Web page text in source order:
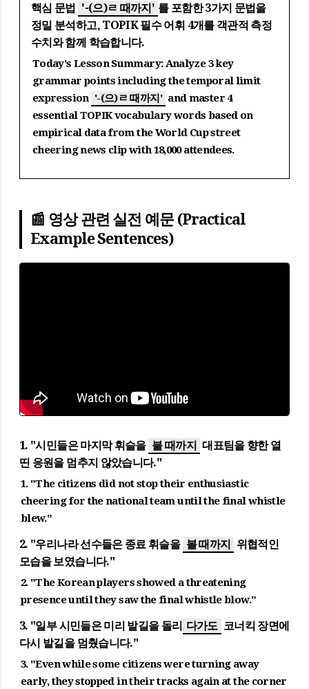
핵심 문법 '-(으)ㄹ 때까지' 를 포함한 3가지 문법을
정밀 분석하고, TOPIK 필수 어휘 4개를 객관적 측정
수치와 함께 학습합니다.
Today's Lesson Summary: Analyze 3 key
grammar points including the temporal limit
expression '-(으)ㄹ 때까지' and master 4
essential TOPIK vocabulary words based on
empirical data from the World Cup street
cheering news clip with 18,000 attendees.
📰 영상 관련 실전 예문 (Practical
Example Sentences)
1. "시민들은 마지막 휘슬을 불 때까지
대표팀을 향한 열
띤 응원을 멈추지 않았습니다."
1. "The citizens did not stop their enthusiastic
cheering for the national team until the final whistle
blew."
2. "우리나라 선수들은 종료 휘슬을 볼 때까지
위협적인
모습을 보였습니다."
2. "The Korean players showed a threatening
presence until they saw the final whistle blow."
3. "일부 시민들은 미리 발길을 돌리 다가도 코너킥 장면에
다시 발길을 멈췄습니다."
3. "Even while some citizens were turning away
early, they stopped in their tracks again at the corner